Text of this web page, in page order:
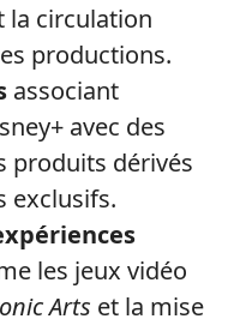
la circulation
productions.
associant
avec des
produits dérivés
exclusifs.
les jeux vidéo
Arts et la mise